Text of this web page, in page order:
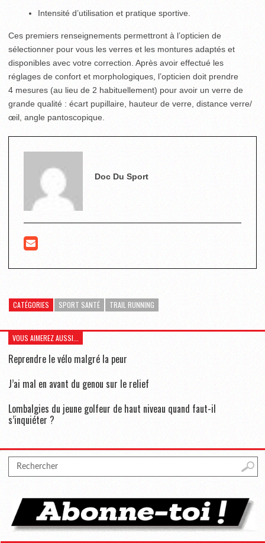
Intensité d’utilisation et pratique sportive.
Ces premiers renseignements permettront à l’opticien de
sélectionner pour vous les verres et les montures adaptés et
disponibles avec votre correction. Après avoir effectué les
réglages de confort et morphologiques, l’opticien doit prendre
4 mesures (au lieu de 2 habituellement) pour avoir un verre de
grande qualité : écart pupillaire, hauteur de verre, distance verre/
œil, angle pantoscopique.
Doc Du Sport
CATÉGORIES SPORT SANTÉ TRAIL RUNNING
VOUS AIMEREZ AUSSI...
Reprendre le vélo malgré la peur
J’ai mal en avant du genou sur le relief
Lombalgies du jeune golfeur de haut niveau quand faut-il
s’inquiéter ?